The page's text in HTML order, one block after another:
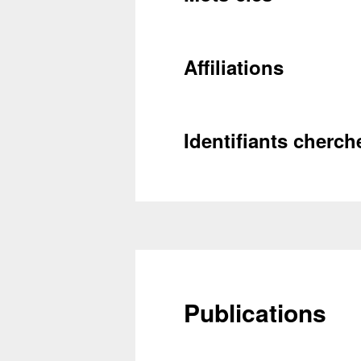
Affiliations
Identifiants
Publications